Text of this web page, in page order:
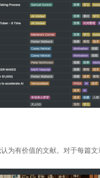
为有价值的文献。对于每篇